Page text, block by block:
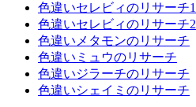
色違いセレビィのリサーチ1
色違いセレビィのリサーチ2
色違いメタモンのリサーチ
色違いミュウのリサーチ
色違いジラーチのリサーチ
色違いシェイミのリサーチ